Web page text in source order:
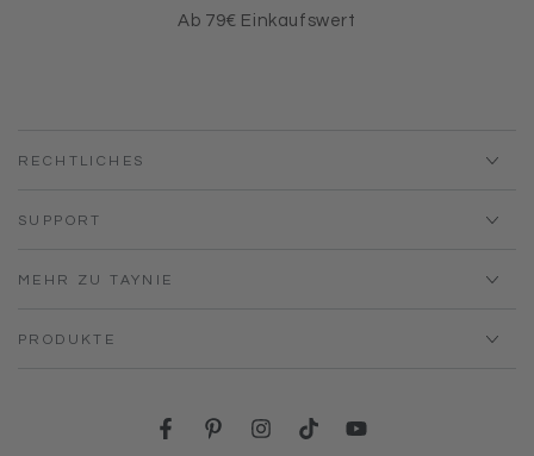
Ab 79€ Einkaufswert
RECHTLICHES
SUPPORT
MEHR ZU TAYNIE
PRODUKTE
FacebookPinterestInstagram
TikTokYouTube